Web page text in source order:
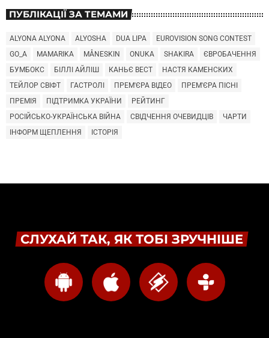
ПУБЛІКАЦІЇ ЗА ТЕМАМИ
ALYONA ALYONA ALYOSHA DUA LIPA
EUROVISION SONG CONTEST
GO_A
MAMARIKA MÅNESKIN ONUKA SHAKIRA
ЄВРОБАЧЕННЯ
БУМБОКС
БІЛЛІ АЙЛІШ КАНЬЄ ВЕСТ
НАСТЯ КАМЕНСКИХ
ТЕЙЛОР СВІФТ
ГАСТРОЛІ ПРЕМ'ЄРА ВІДЕО
ПРЕМ'ЄРА ПІСНІ
ПРЕМІЯ
ПІДТРИМКА УКРАЇНИ
РЕЙТИНГ
РОСІЙСЬКО-УКРАЇНСЬКА ВІЙНА
СВІДЧЕННЯ ОЧЕВИДЦІВ
ЧАРТИ
ІНФОРМ ЩЕПЛЕННЯ
ІСТОРІЯ
СЛУХАЙ ТАК, ЯК ТОБІ ЗРУЧНІШЕ